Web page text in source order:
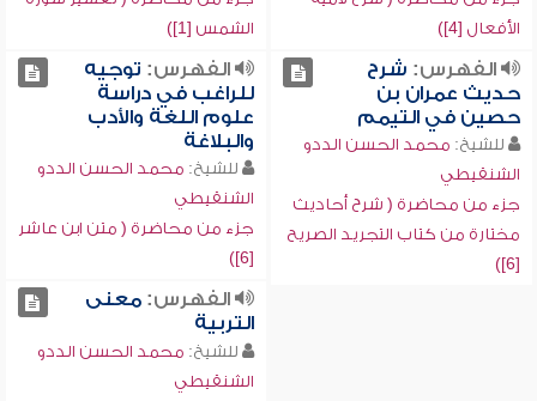
الأفعال [4])
الشمس [1])
الفهرس: شرح
حديث عمران بن
حصين في التيمم
للشيخ: محمد الحسن الددو
الشنقيطي
جزء من محاضرة ( شرح أحاديث
مختارة من كتاب التجريد الصريح
[6])
الفهرس: توجيه
للراغب في دراسة
علوم اللغة والأدب
والبلاغة
للشيخ: محمد الحسن الددو
الشنقيطي
جزء من محاضرة ( متن ابن عاشر
[6])
الفهرس:معنى
التربية
للشيخ: محمد الحسن الددو
الشنقيطي